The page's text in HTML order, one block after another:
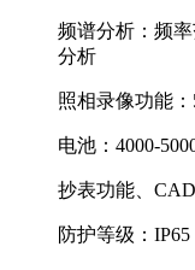
频谱分析：频
分析
照相录像功能
电池：4000-
抄表功能、
防护等级：IP65